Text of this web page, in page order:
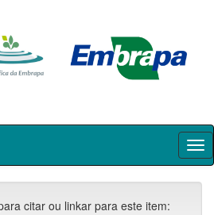
citar ou linkar para este item: